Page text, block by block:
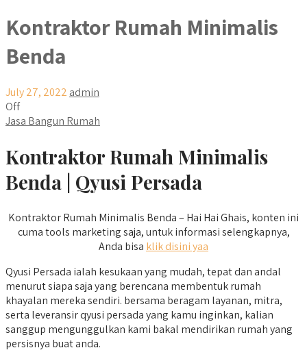
Kontraktor Rumah Minimalis
Benda
July 27, 2022 admin
Off
Jasa Bangun Rumah
Kontraktor Rumah Minimalis
Benda | Qyusi Persada
Kontraktor Rumah Minimalis Benda – Hai Hai Ghais, konten ini
cuma tools marketing saja, untuk informasi selengkapnya,
Anda bisa klik disini yaa
Qyusi Persada ialah kesukaan yang mudah, tepat dan andal
menurut siapa saja yang berencana membentuk rumah
khayalan mereka sendiri. bersama beragam layanan, mitra,
serta leveransir qyusi persada yang kamu inginkan, kalian
sanggup mengunggulkan kami bakal mendirikan rumah yang
persisnya buat anda.